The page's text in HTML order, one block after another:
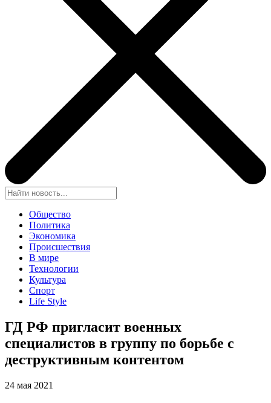
Общество
Политика
Экономика
Происшествия
В мире
Технологии
Культура
Спорт
Life Style
ГД РФ пригласит военных
специалистов в группу по борьбе с
деструктивным контентом
24 мая 2021